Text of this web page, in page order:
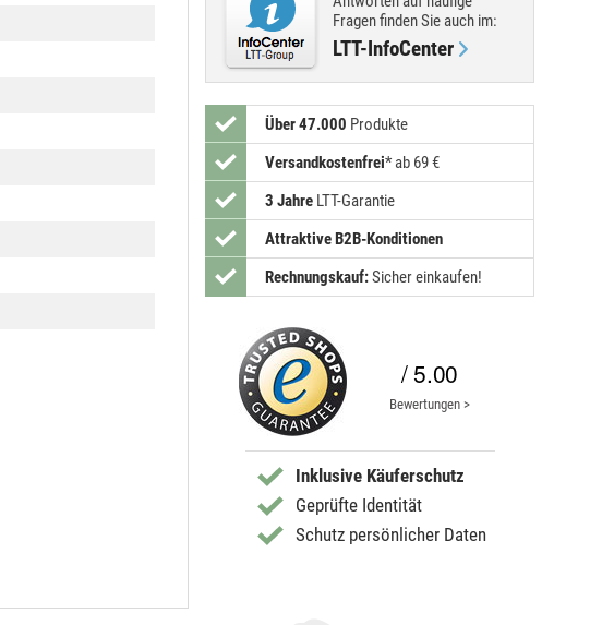
Fragen finden Sie auch im:
LTT-InfoCenter
Über 47.000 Produkte
Versandkostenfrei* ab 69 €
3 Jahre LTT-Garantie
Attraktive B2B-Konditionen
Rechnungskauf:Sicher einkaufen!
/ 5.00
Bewertungen >
Inklusive Käuferschutz
Geprüfte Identität
Schutz persönlicher Daten